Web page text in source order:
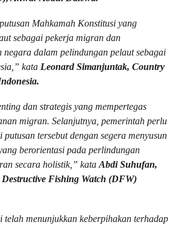
Mahkamah Konstitusi yang
sebagai pekerja migran dan
negara dalam pelindungan pelaut sebagai
kata Leonard Simanjuntak, Country
dan strategis yang mempertegas
migran. Selanjutnya, pemerintah perlu
tersebut dengan segera menyusun
berorientasi pada perlindungan
secara holistik,” kataAbdi Suhufan,
Fishing Watch (DFW)
telah menunjukkan keberpihakan terhadap